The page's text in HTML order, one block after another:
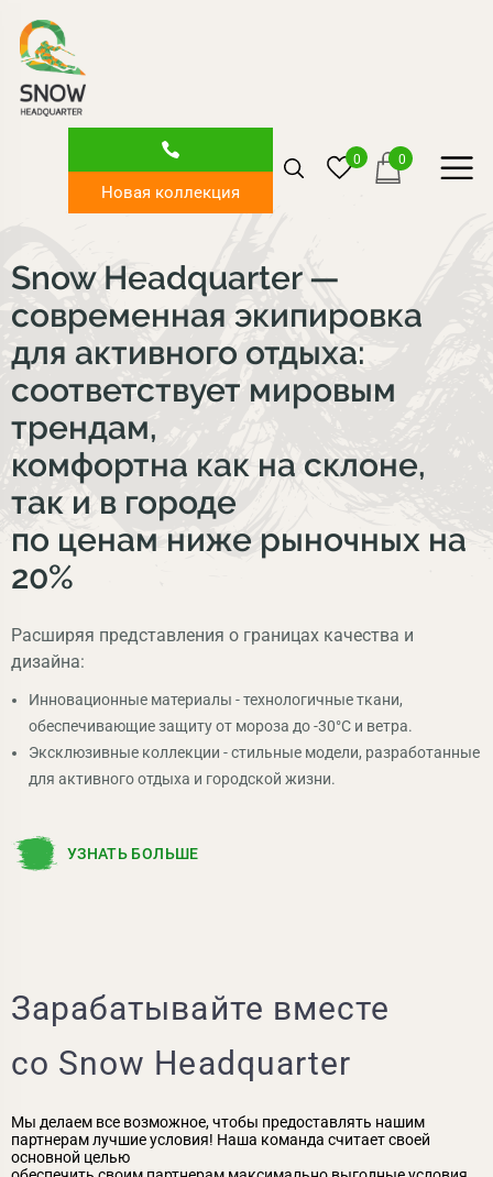
Новая коллекция
0 0
Snow Headquarter —
современная экипировка
для активного отдыха:
соответствует мировым
трендам,
комфортна как на склоне,
так и в городе
по ценам ниже рыночных на
20%
Расширяя представления о границах качества и
дизайна:
Инновационные материалы - технологичные ткани,
обеспечивающие защиту от мороза до -30°C и ветра.
Эксклюзивные коллекции - стильные модели, разработанные
для активного отдыха и городской жизни.
УЗНАТЬ БОЛЬШЕ
Зарабатывайте вместе
со Snow Headquarter
Мы делаем все возможное, чтобы предоставлять нашим
партнерам лучшие условия! Наша команда считает своей
основной целью